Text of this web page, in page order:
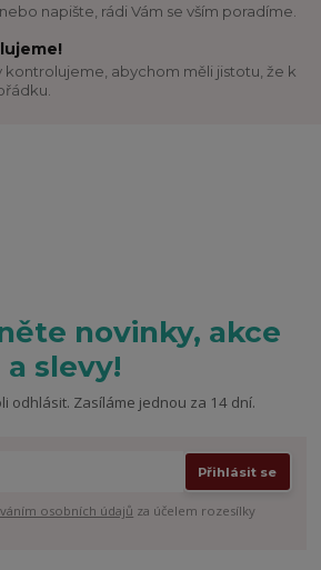
napište, rádi Vám se vším poradíme.
kontrolujeme, abychom měli jistotu, že k
novinky, akce
a slevy!
odhlásit. Zasíláme jednou za 14 dní.
Přihlásit se
osobních údajů za účelem rozesílky